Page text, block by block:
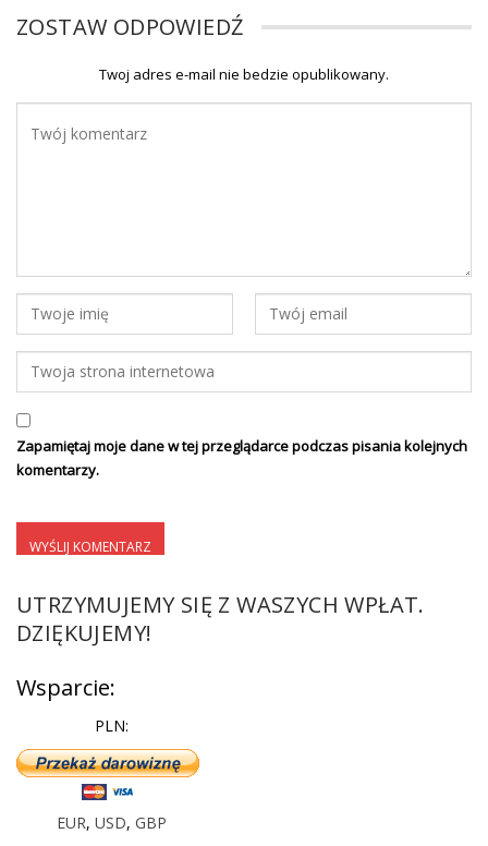
ZOSTAW ODPOWIEDŹ
Twoj adres e-mail nie bedzie opublikowany.
Zapamiętaj moje dane w tej przeglądarce podczas pisania kolejnych
komentarzy.
UTRZYMUJEMY SIĘ Z WASZYCH WPŁAT.
DZIĘKUJEMY!
Wsparcie:
PLN:
EUR, USD, GBP